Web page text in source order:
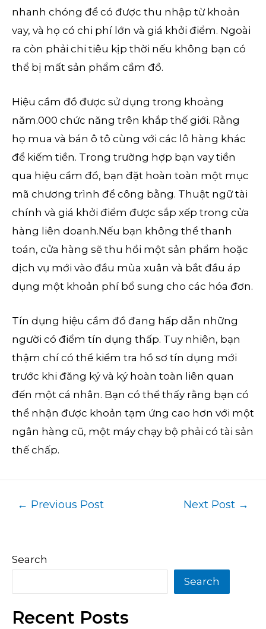
nhanh chóng để có được thu nhập từ khoản
vay, và họ có chi phí lớn và giá khởi điểm. Ngoài
ra còn phải chi tiêu kịp thời nếu không bạn có
thể bị mất sản phẩm cầm đồ.
Hiệu cầm đồ được sử dụng trong khoảng
năm.000 chức năng trên khắp thế giới. Rằng
họ mua và bán ô tô cùng với các lô hàng khác
để kiếm tiền. Trong trường hợp bạn vay tiền
qua hiệu cầm đồ, bạn đặt hoàn toàn một mục
mã chương trình để công bằng. Thuật ngữ tài
chính và giá khởi điểm được sắp xếp trong cửa
hàng liên doanh.Nếu bạn không thể thanh
toán, cửa hàng sẽ thu hồi một sản phẩm hoặc
dịch vụ mới vào đầu mùa xuân và bắt đầu áp
dụng một khoản phí bổ sung cho các hóa đơn.
Tín dụng hiệu cầm đồ đang hấp dẫn những
người có điểm tín dụng thấp. Tuy nhiên, bạn
thậm chí có thể kiểm tra hồ sơ tín dụng mới
trước khi đăng ký và ký hoàn toàn liên quan
đến một cá nhân. Bạn có thể thấy rằng bạn có
thể nhận được khoản tạm ứng cao hơn với một
ngân hàng cũ, một máy chạy bộ phải có tài sản
thế chấp.
← Previous Post Next Post →
Search
Search
Recent Posts